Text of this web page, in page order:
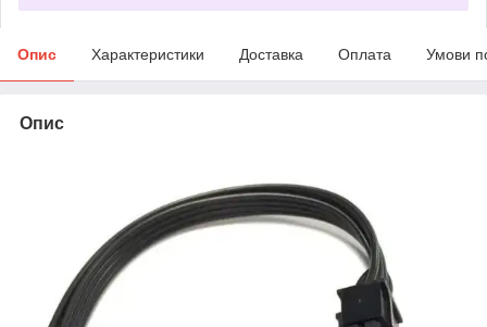
Опис Характеристики Доставка Оплата Умови
Опис